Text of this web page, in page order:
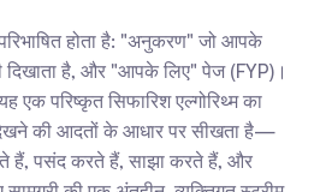
होता है: "अनुकरण" जो आपके
दिखाता है, और "आपके लिए" पेज (FYP)।
एक परिष्कृत सिफारिश एल्गोरिथ्म का
की आदतों के आधार पर सीखता है—
हैं, पसंद करते हैं, साझा करते हैं, और